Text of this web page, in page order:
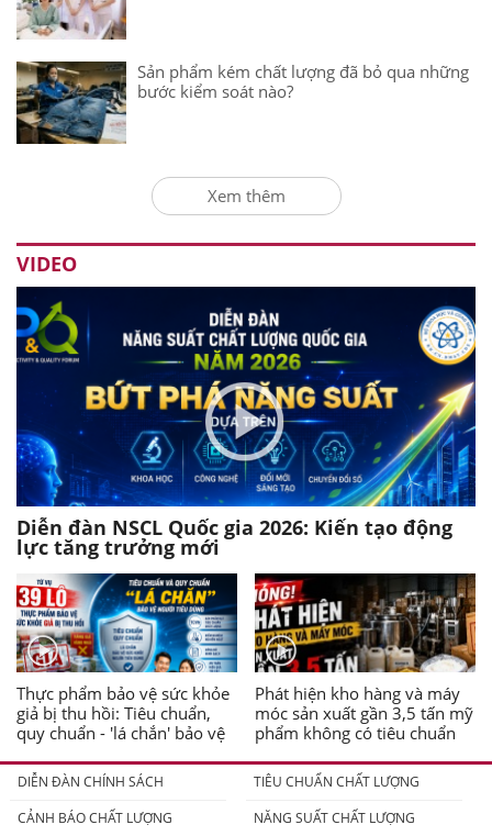
Sản phẩm kém chất lượng đã bỏ qua những
bước kiểm soát nào?
Xem thêm
VIDEO
Diễn đàn NSCL Quốc gia 2026: Kiến tạo động
lực tăng trưởng mới
Thực phẩm bảo vệ sức khỏe
giả bị thu hồi: Tiêu chuẩn,
quy chuẩn - 'lá chắn' bảo vệ
Phát hiện kho hàng và máy
móc sản xuất gần 3,5 tấn mỹ
phẩm không có tiêu chuẩn
DIỄN ĐÀN CHÍNH SÁCH
TIÊU CHUẨN CHẤT LƯỢNG
CẢNH BÁO CHẤT LƯỢNG
NĂNG SUẤT CHẤT LƯỢNG